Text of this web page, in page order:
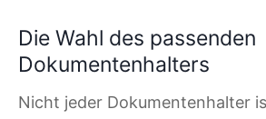
Die Wahl des passenden
Dokumentenhalters
Nicht jeder Dokumentenhalter